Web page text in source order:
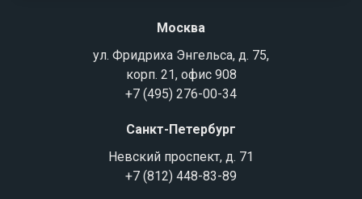
Москва
ул. Фридриха Энгельса, д. 75,
корп. 21, офис 908
+7 (495) 276-00-34
Санкт-Петербург
Невский проспект, д. 71
+7 (812) 448-83-89